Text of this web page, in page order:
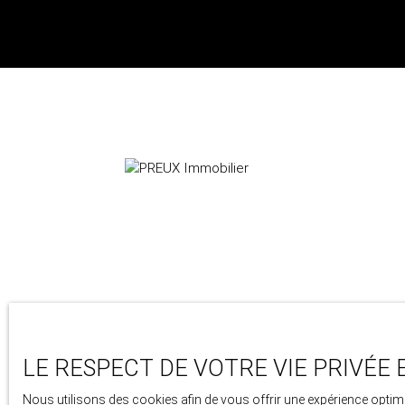
LE RESPECT DE VOTRE VIE PRIVÉE
Nous utilisons des cookies afin de vous offrir une expérience